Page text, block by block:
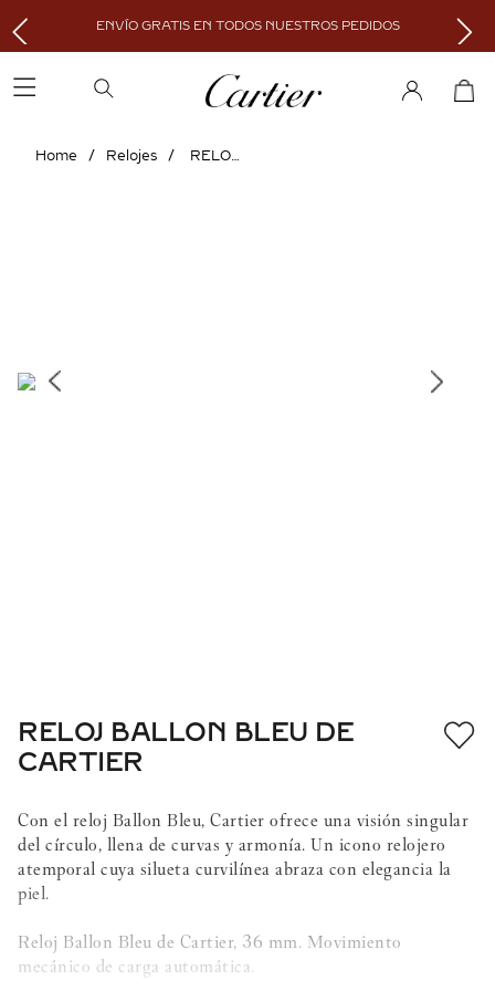
ENVÍO GRATIS EN TODOS NUESTROS PEDIDOS
Relojes RELOJ BALLON BLEU DE CARTIER
RELOJ BALLON BLEU DE
CARTIER
Con el reloj Ballon Bleu, Cartier ofrece una visión singular
del círculo, llena de curvas y armonía. Un icono relojero
atemporal cuya silueta curvilínea abraza con elegancia la
piel.
Reloj Ballon Bleu de Cartier, 36 mm. Movimiento
mecánico de carga automática.